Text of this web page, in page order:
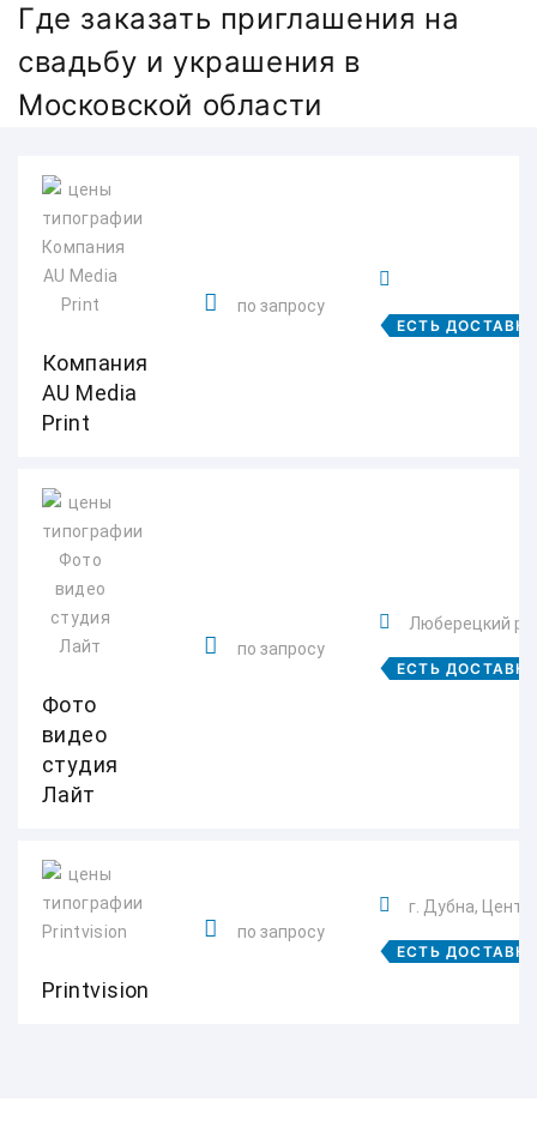
Где заказать приглашения на
свадьбу и украшения в
Московской области
Компания
AU Media
Print
по запросу
ЕСТЬ
Фото
видео
студия
Лайт
по запросу
Люберецкий
ЕСТЬ
Printvision
по запросу
г. Дубна,
ЕСТЬ